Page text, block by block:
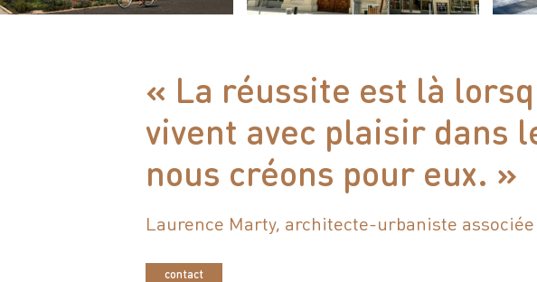
« La réussite est là
vivent avec plaisir dans
nous créons pour eux. »
Laurence Marty, architecte-urbaniste associée
contact